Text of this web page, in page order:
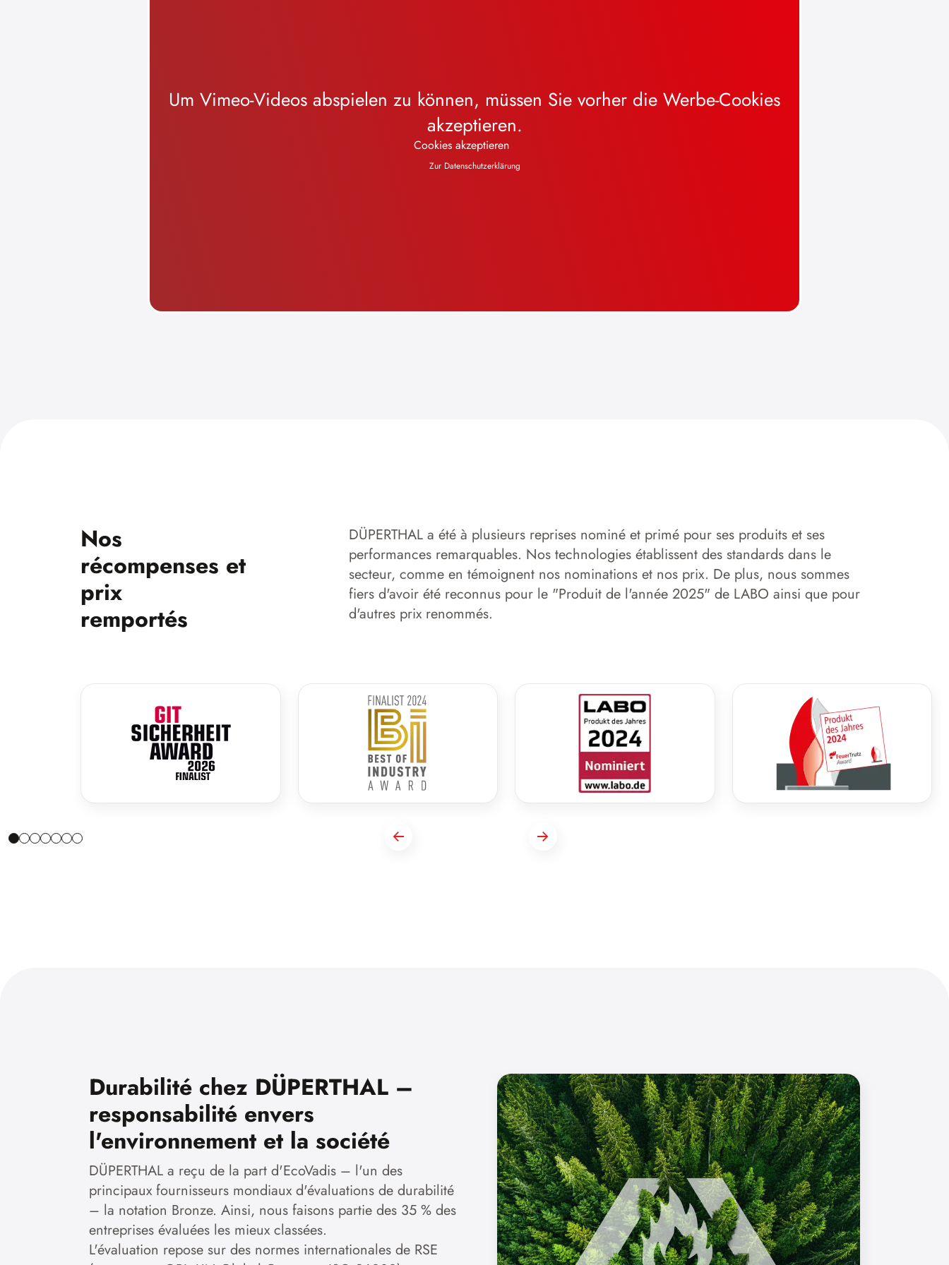
Um Vimeo-Videos abspielen zu können, müssen Sie vorher die Werbe-Cookies
akzeptieren.
Cookies akzeptieren
Zur Datenschutzerklärung
Nos
récompenses et
prix
remportés
DÜPERTHAL a été à plusieurs reprises nominé et primé pour ses produits et ses
performances remarquables. Nos technologies établissent des standards dans le
secteur, comme en témoignent nos nominations et nos prix. De plus, nous sommes
fiers d'avoir été reconnus pour le "Produit de l'année 2025" de LABO ainsi que pour
d'autres prix renommés.
Durabilité chez DÜPERTHAL –
responsabilité envers
l'environnement et la société
DÜPERTHAL a reçu de la part d'EcoVadis – l'un des
principaux fournisseurs mondiaux d'évaluations de durabilité
– la notation Bronze. Ainsi, nous faisons partie des 35 % des
entreprises évaluées les mieux classées.
L'évaluation repose sur des normes internationales de RSE